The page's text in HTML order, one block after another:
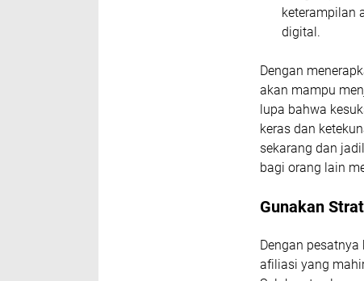
keterampilan
digital.
Dengan
akan mampu
lupa bahwa
keras dan
sekarang dan
bagi orang lain
Gunakan
Dengan
afiliasi yang